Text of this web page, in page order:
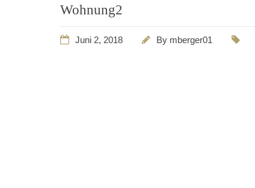
Wohnung2
Juni 2, 2018 By mberger01